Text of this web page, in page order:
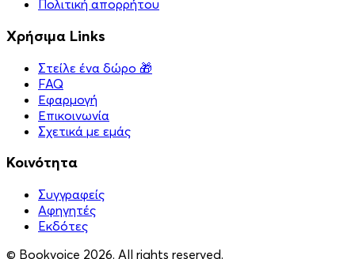
Πολιτική απορρήτου
Χρήσιμα Links
Στείλε ένα δώρο 🎁
FAQ
Εφαρμογή
Επικοινωνία
Σχετικά με εμάς
Κοινότητα
Συγγραφείς
Αφηγητές
Eκδότες
© Bookvoice 2026. All rights reserved.